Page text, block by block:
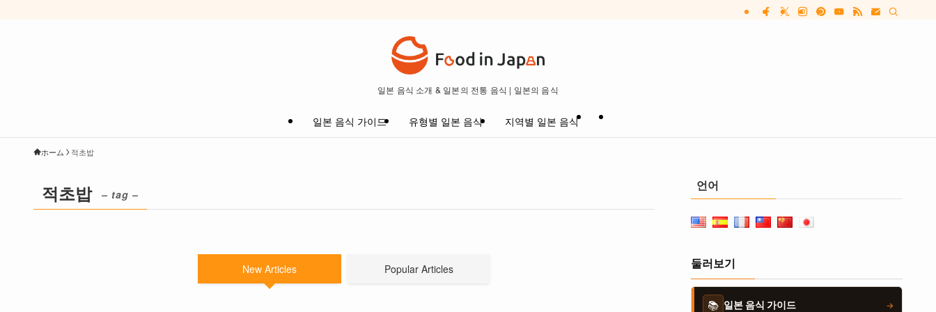
일본 음식 소개 & 일본의 전통 음식 | 일본의 음식
일본 음식 가이드 유형별 일본 음식 지역별 일본 음식
ホーム 적초밥
적초밥 – tag –
New Articles Popular Articles
언어
둘러보기
📚 일본 음식 가이드 →